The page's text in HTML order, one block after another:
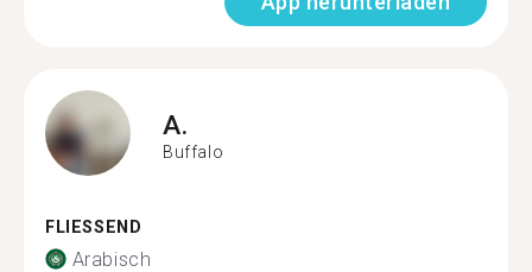
A.
Buffalo
FLIESSEND
Arabisch